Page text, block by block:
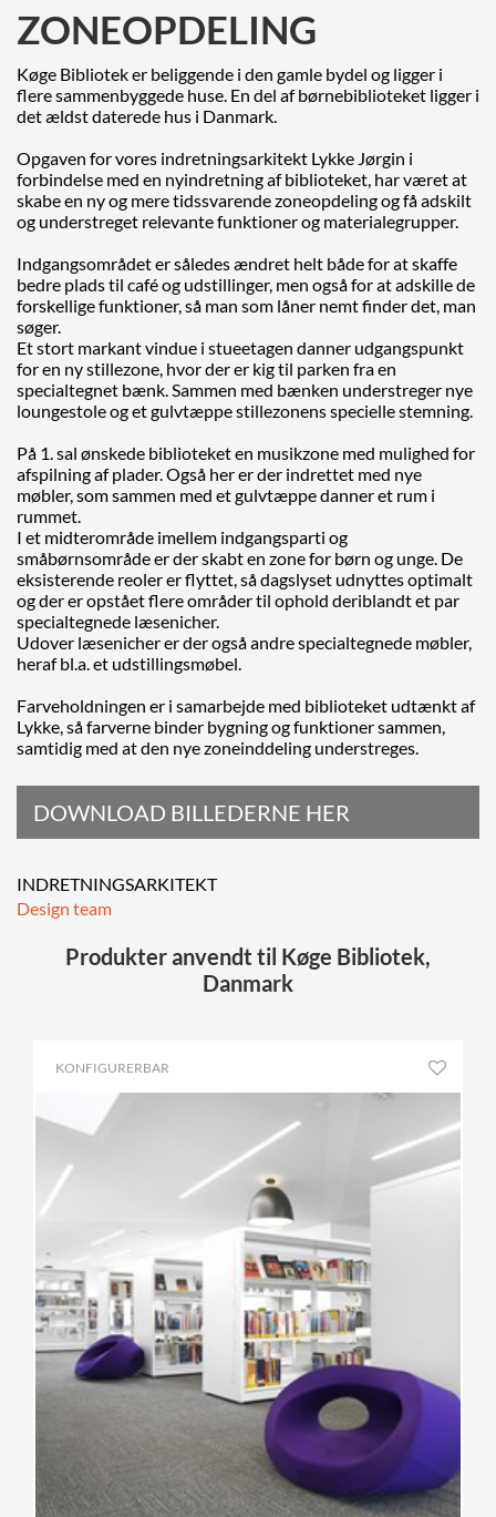
ZONEOPDELING
Køge Bibliotek er beliggende i den gamle bydel og ligger i
flere sammenbyggede huse. En del af børnebiblioteket ligger i
det ældst daterede hus i Danmark.
Opgaven for vores indretningsarkitekt Lykke Jørgin i
forbindelse med en nyindretning af biblioteket, har været at
skabe en ny og mere tidssvarende zoneopdeling og få adskilt
og understreget relevante funktioner og materialegrupper.
Indgangsområdet er således ændret helt både for at skaffe
bedre plads til café og udstillinger, men også for at adskille de
forskellige funktioner, så man som låner nemt finder det, man
søger.
Et stort markant vindue i stueetagen danner udgangspunkt
for en ny stillezone, hvor der er kig til parken fra en
specialtegnet bænk. Sammen med bænken understreger nye
loungestole og et gulvtæppe stillezonens specielle stemning.
På 1. sal ønskede biblioteket en musikzone med mulighed for
afspilning af plader. Også her er der indrettet med nye
møbler, som sammen med et gulvtæppe danner et rum i
rummet.
I et midterområde imellem indgangsparti og
småbørnsområde er der skabt en zone for børn og unge. De
eksisterende reoler er flyttet, så dagslyset udnyttes optimalt
og der er opstået flere områder til ophold deriblandt et par
specialtegnede læsenicher.
Udover læsenicher er der også andre specialtegnede møbler,
heraf bl.a. et udstillingsmøbel.
Farveholdningen er i samarbejde med biblioteket udtænkt af
Lykke, så farverne binder bygning og funktioner sammen,
samtidig med at den nye zoneinddeling understreges.
DOWNLOAD BILLEDERNE HER
INDRETNINGSARKITEKT
Design team
Produkter anvendt til Køge Bibliotek,
Danmark
KONFIGURERBAR